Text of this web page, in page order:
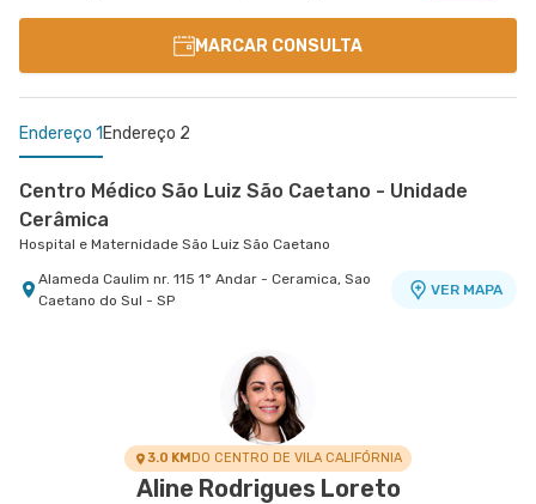
MARCAR CONSULTA
Endereço 1 Endereço 2
Centro Médico São Luiz São Caetano - Unidade
Cerâmica
Hospital e Maternidade São Luiz São Caetano
Alameda Caulim nr. 115 1° Andar - Ceramica, Sao
Caetano do Sul - SP
VER MAPA
Avenida Alvaro Guimaraes nr. 3033 - Assuncao,
Sao Bernardo do Campo - SP
3.0 KMDO CENTRO DE VILA CALIFÓRNIA
Aline Rodrigues Loreto